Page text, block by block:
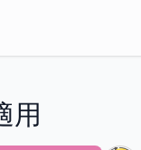
用